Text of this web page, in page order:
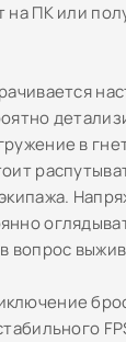
ПК или
в
вопрос